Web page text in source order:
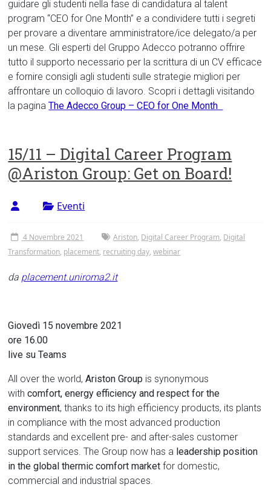
guidare gli studenti nella fase di candidatura al talent
program “CEO for One Month” e a condividere tutti i segreti
per provare a diventare amministratore/ice delegato/a per
un mese. Gli esperti del Gruppo Adecco potranno offrire
tutto il supporto necessario per la scrittura di un CV efficace
e fornire consigli agli studenti sulle strategie migliori per
affrontare un colloquio di lavoro. Scopri i dettagli visitando
la paginaThe Adecco Group – CEO for One Month
15/11 – Digital Career Program
@Ariston Group: Get on Board!
Eventi
4 Novembre 2021 Ariston, Digital Career Program, Digital
Transformation, placement, recruiting day,webinar
da placement.uniroma2.it
Giovedì 15 novembre 2021
ore 16.00
live su Teams
All over the world,Ariston Group is synonymous
withcomfort, energy efficiency and respect for the
environment, thanks to its high efficiency products, its plants
in compliance with the most advanced production
standards and excellent pre- and after-sales customer
support services. The Group now has a leadership position
in the global thermic comfort market for domestic,
commercial and industrial spaces.